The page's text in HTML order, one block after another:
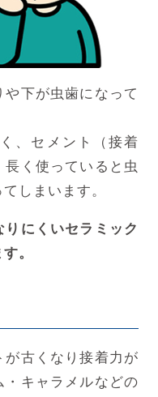
下が虫歯になって
、セメント（接着
く使っていると虫
しまいます。
にくいセラミック
。
が古くなり接着力が
キャラメルなどの